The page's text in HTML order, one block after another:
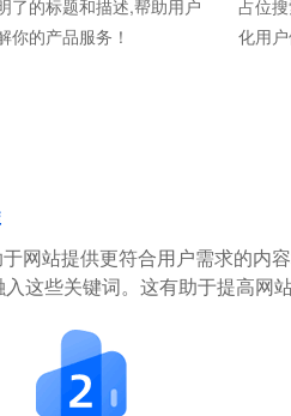
了的标题和描述,帮助用户
你的产品服务！
占位
化用
网站提供更符合用户需求的内
这些关键词。这有助于提高网